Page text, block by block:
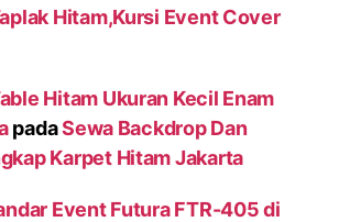
Hitam,Kursi Event Cover
Hitam Ukuran Kecil Enam
padaSewa Backdrop Dan
Karpet Hitam Jakarta
Event Futura FTR-405 di